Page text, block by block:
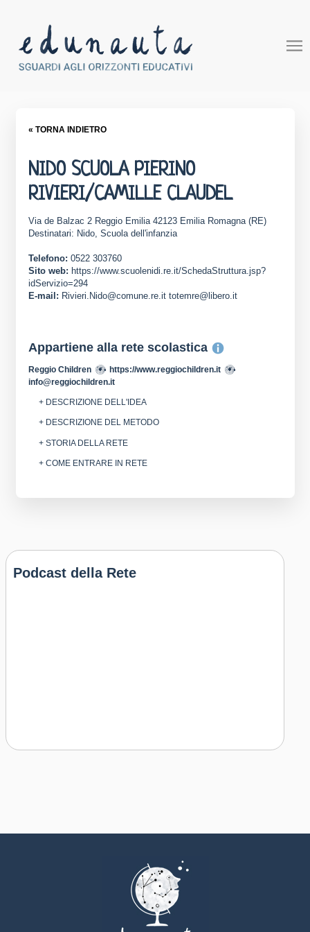
« TORNA INDIETRO
NIDO SCUOLA PIERINO
RIVIERI/CAMILLE CLAUDEL
Via de Balzac 2 Reggio Emilia 42123 Emilia Romagna (RE)
Destinatari: Nido, Scuola dell'infanzia
Telefono: 0522 303760
Sito web: https://www.scuolenidi.re.it/SchedaStruttura.jsp?
idServizio=294
E-mail: Rivieri.Nido@comune.re.it totemre@libero.it
Appartiene alla rete scolastica
Reggio Children
https://www.reggiochildren.it
info@reggiochildren.it
+ DESCRIZIONE DELL'IDEA
+ DESCRIZIONE DEL METODO
+ STORIA DELLA RETE
+ COME ENTRARE IN RETE
Podcast della Rete